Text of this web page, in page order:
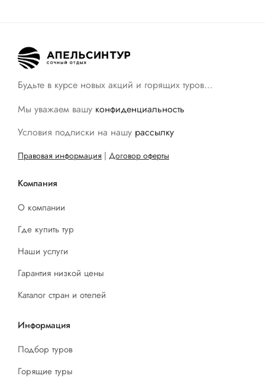
Будьте в курсе новых акций и горящих туров…
Мы уважаем вашу конфиденциальность
Условия подписки на нашу рассылку
Правовая информация | Договор оферты
Компания
О компании
Где купить тур
Наши услуги
Гарантия низкой цены
Каталог стран и отелей
Информация
Подбор туров
Горящие туры